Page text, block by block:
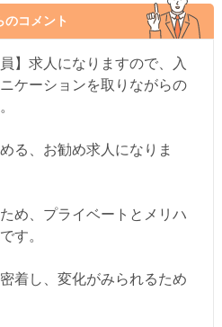
のコメント
】求人になりますので、入
ケーションを取りながらの
る、お勧め求人になりま
め、プライベートとメリハ
す。
着し、変化がみられるため